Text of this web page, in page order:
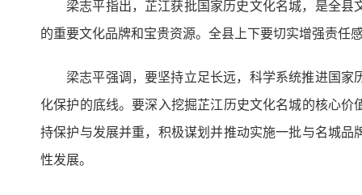
梁志平指出，芷江获批国家历史文化名城，是全
的重要文化品牌和宝贵资源。全县上下要切实增强责任
梁志平强调，要坚持立足长远，科学系统推进国
化保护的底线。要深入挖掘芷江历史文化名城的核心
持保护与发展并重，积极谋划并推动实施一批与名城
性发展。